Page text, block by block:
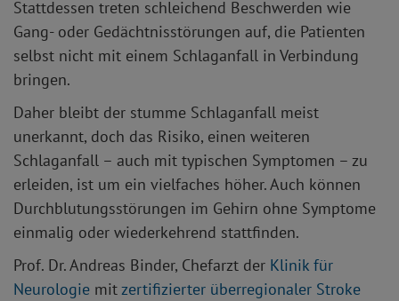
Stattdessen treten schleichend Beschwerden wie
Gang- oder Gedächtnisstörungen auf, die Patienten
selbst nicht mit einem Schlaganfall in Verbindung
bringen.
Daher bleibt der stumme Schlaganfall meist
unerkannt, doch das Risiko, einen weiteren
Schlaganfall – auch mit typischen Symptomen – zu
erleiden, ist um ein vielfaches höher. Auch können
Durchblutungsstörungen im Gehirn ohne Symptome
einmalig oder wiederkehrend stattfinden.
Prof. Dr. Andreas Binder, Chefarzt der Klinik für
Neurologie mitzertifizierter überregionaler Stroke